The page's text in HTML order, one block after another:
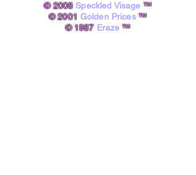
© 2008 Speckled Visage ™
© 2001 Golden Prices ™
© 1987 Eraze ™